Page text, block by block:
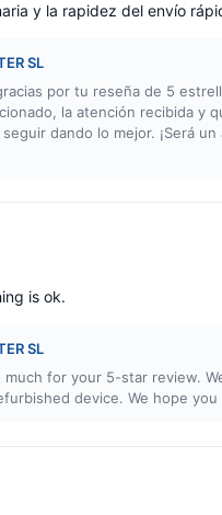
y la rapidez del envío
SL
por tu reseña de 5
la atención recibida y
dando lo mejor. ¡Será
is ok.
SL
much for your 5-star review.
device. We hope